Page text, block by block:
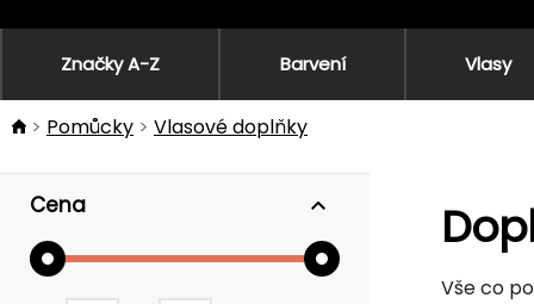
Značky A-Z Barvení Vlasy
Pomůcky Vlasové doplňky
Cena
Vše co